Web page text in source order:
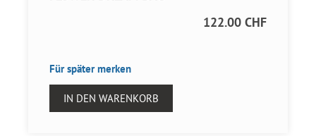
122.00 CHF
Für später merken
IN DEN WARENKORB